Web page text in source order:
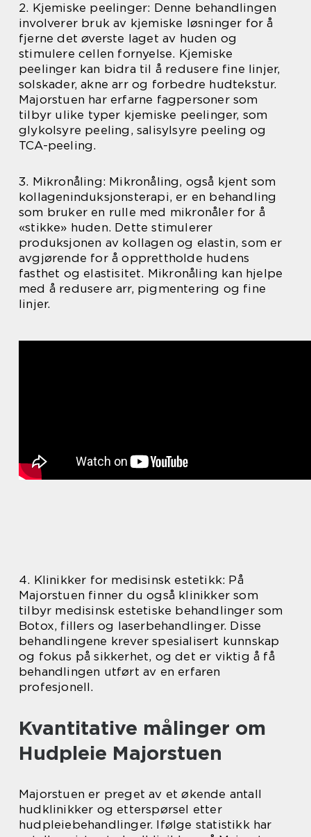
2. Kjemiske peelinger: Denne behandlingen
involverer bruk av kjemiske løsninger for å
fjerne det øverste laget av huden og
stimulere cellen fornyelse. Kjemiske
peelinger kan bidra til å redusere fine linjer,
solskader, akne arr og forbedre hudtekstur.
Majorstuen har erfarne fagpersoner som
tilbyr ulike typer kjemiske peelinger, som
glykolsyre peeling, salisylsyre peeling og
TCA-peeling.
3. Mikronåling: Mikronåling, også kjent som
kollageninduksjonsterapi, er en behandling
som bruker en rulle med mikronåler for å
«stikke» huden. Dette stimulerer
produksjonen av kollagen og elastin, som er
avgjørende for å opprettholde hudens
fasthet og elastisitet. Mikronåling kan hjelpe
med å redusere arr, pigmentering og fine
linjer.
4. Klinikker for medisinsk estetikk: På
Majorstuen finner du også klinikker som
tilbyr medisinsk estetiske behandlinger som
Botox, fillers og laserbehandlinger. Disse
behandlingene krever spesialisert kunnskap
og fokus på sikkerhet, og det er viktig å få
behandlingen utført av en erfaren
profesjonell.
Kvantitative målinger om
Hudpleie Majorstuen
Majorstuen er preget av et økende antall
hudklinikker og etterspørsel etter
hudpleiebehandlinger. Ifølge statistikk har